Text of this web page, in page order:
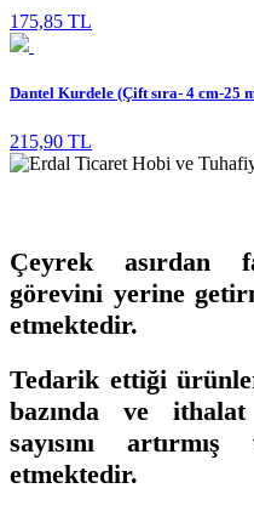
175,85 TL
Dantel Kurdele (Çift sıra- 4 cm-25
215,90 TL
Çeyrek asırdan
görevini yerine
etmektedir.
Tedarik ettiği
bazında ve ithalat
sayısını
etmektedir.